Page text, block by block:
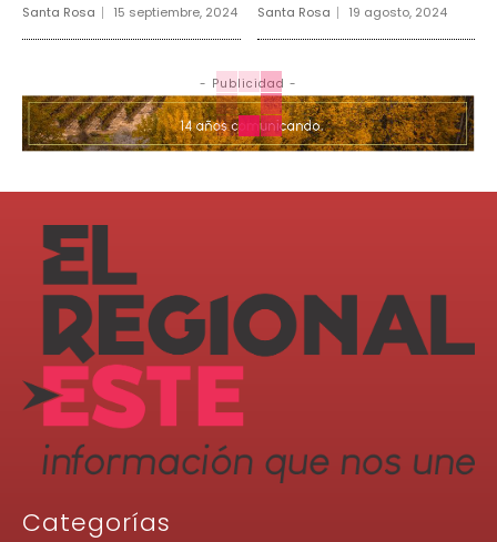
Santa Rosa 15 septiembre, 2024 Santa Rosa 19 agosto, 2024
- Publicidad -
Categorías